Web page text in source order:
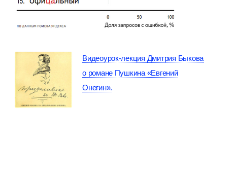
Видеоурок-лекция Дмитрия Быкова
о романе Пушкина «Евгений
Онегин».